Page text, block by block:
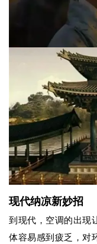
现代纳凉新妙招
到现代，空调的出现
体容易感到疲乏，对